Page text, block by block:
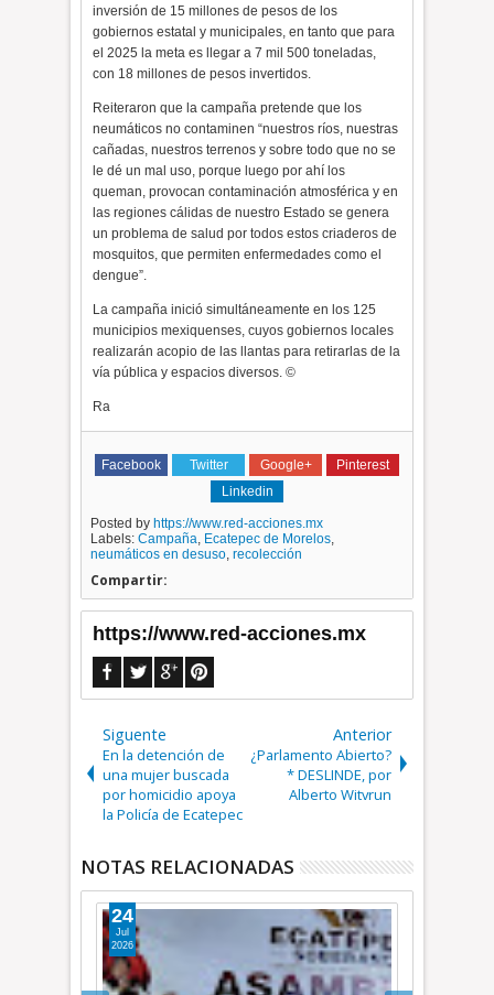
inversión de 15 millones de pesos de los
gobiernos estatal y municipales, en tanto que para
el 2025 la meta es llegar a 7 mil 500 toneladas,
con 18 millones de pesos invertidos.
Reiteraron que la campaña pretende que los
neumáticos no contaminen “nuestros ríos, nuestras
cañadas, nuestros terrenos y sobre todo que no se
le dé un mal uso, porque luego por ahí los
queman, provocan contaminación atmosférica y en
las regiones cálidas de nuestro Estado se genera
un problema de salud por todos estos criaderos de
mosquitos, que permiten enfermedades como el
dengue”.
La campaña inició simultáneamente en los 125
municipios mexiquenses, cuyos gobiernos locales
realizarán acopio de las llantas para retirarlas de la
vía pública y espacios diversos. ©
Ra
Facebook Twitter Google+
Pinterest
Linkedin
Posted byhttps://www.red-acciones.mx
Labels:Campaña Ecatepec de Morelos
neumáticos en desuso ,recolección
Compartir:
https://www.red-acciones.mx
Siguente
En la detención de
una mujer buscada
por homicidio apoya
la Policía de Ecatepec
Anterior
¿Parlamento Abierto?
* DESLINDE, por
Alberto Witvrun
NOTAS RELACIONADAS
24
Jul
2026